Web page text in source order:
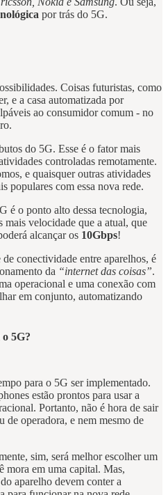
por trás do 5G.
Coisas futuristas, como
e a casa automatizada por
ao consumidor comum - no
do 5G. Esse é o fator mais
controladas remotamente.
e quaisquer outras atividades
populares com essa nova rede.
é o ponto alto dessa tecnologia,
mais velocidade que a atual, que
alcançar os 10Gbps!
conectividade entre aparelhos, é
da “internet das coisas”.
operacional e uma conexão com
em conjunto, automatizando
5G?
para o 5G ser implementado.
estão prontos para usar a
Portanto, não é hora de sair
de operadora, e nem mesmo de
sim, será melhor escolher um
mora em uma capital. Mas,
aparelho devem conter a